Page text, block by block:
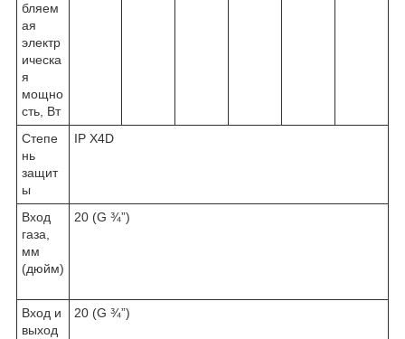
бляем
ая
электр
ическа
я
мощно
сть, Вт
Степе
нь
защит
ы
IP X4D
Вход
газа,
мм
(дюйм)
20 (G ¾”)
Вход и
выход
20 (G ¾”)